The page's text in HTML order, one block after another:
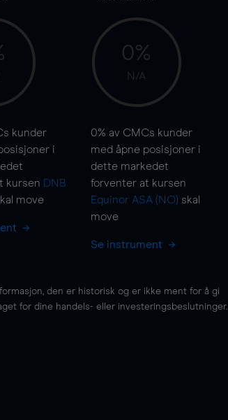
kunder
i
kursen DNB
move
0%
N/A
0% av CMCs kunder
med åpne posisjoner i
dette markedet
forventer at kursen
Equinor ASA (NO) skal
move
Se instrument
den er historisk og er ikke ment for å gi
for dine handels- eller investeringsbeslutninger.